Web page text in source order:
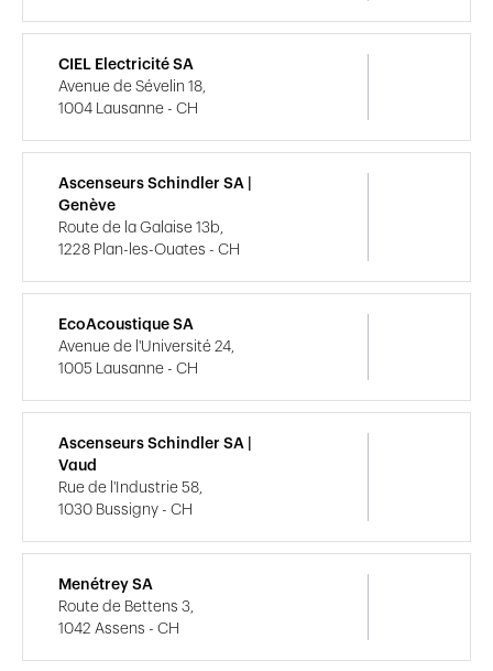
CIEL Electricité SA
Avenue de Sévelin 18,
1004 Lausanne - CH
Ascenseurs Schindler SA |
Genève
Route de la Galaise 13b,
1228 Plan-les-Ouates - CH
EcoAcoustique SA
Avenue de l'Université 24,
1005 Lausanne - CH
Ascenseurs Schindler SA |
Vaud
Rue de l'Industrie 58,
1030 Bussigny - CH
Menétrey SA
Route de Bettens 3,
1042 Assens - CH